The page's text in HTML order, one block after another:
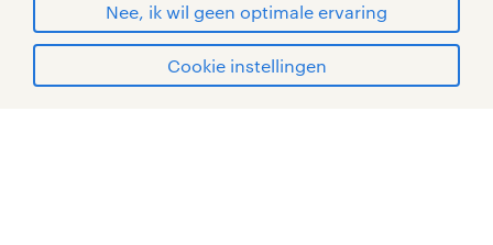
Nee, ik wil geen optimale ervaring
Cookie instellingen
solliciteren
RANDSTAD, HUMAN FORWARD en SHAPING THE